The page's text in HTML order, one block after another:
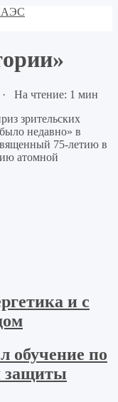
· На чтение: 1 мин
зрительских
недавно» в
75-летию в
атомной
и с
по
защиты